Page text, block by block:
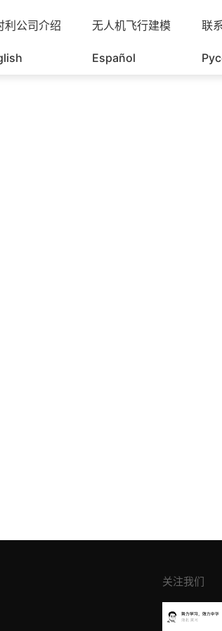
利公司介绍 无人机飞行建模 联
Español
关注我们